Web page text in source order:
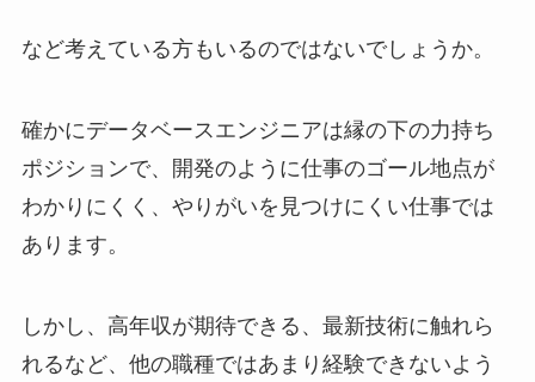
など考えている方もいるのではないでしょうか。
確かにデータベースエンジニアは縁の下の力持ち
ポジションで、開発のように仕事のゴール地点が
わかりにくく、やりがいを見つけにくい仕事では
あります。
しかし、高年収が期待できる、最新技術に触れら
れるなど、他の職種ではあまり経験できないよう